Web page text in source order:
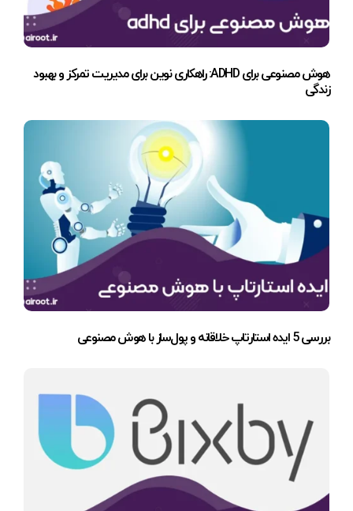
هوش مصنوعی برای ADHD: راهکاری نوین برای مدیریت تمرکز و بهبود
زندگی
بررسی 5 ایده استارتاپ خلاقانه و پول‌ساز با هوش مصنوعی